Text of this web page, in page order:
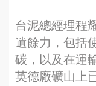
台泥總經理程
遺餘力，包括
碳，以及在運
英德廠礦山上